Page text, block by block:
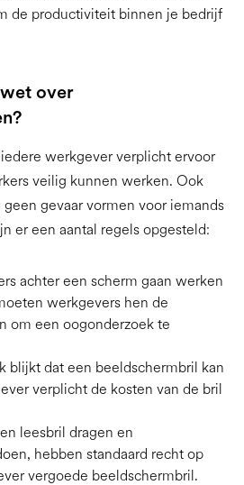
de productiviteit binnen je bedrijf
over
werkgever verplicht ervoor
veilig kunnen werken. Ook
gevaar vormen voor iemands
er een aantal regels opgesteld:
achter een scherm gaan werken
werkgevers hen de
om een oogonderzoek te
blijkt dat een beeldschermbril kan
verplicht de kosten van de bril
leesbril dragen en
hebben standaard recht op
vergoede beeldschermbril.